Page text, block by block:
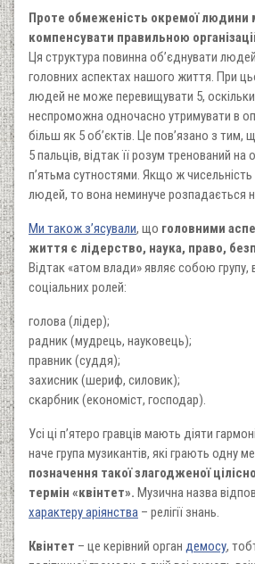
Проте обмеженість окремої людини
компенсувати правильною
Ця структура повинна об’єднувати
головних аспектах нашого життя. При
людей не може перевищувати 5,
неспроможна одночасно утримувати в
більш як 5 об’єктів. Це пов’язано з тим,
5 пальців, відтак її розум тренований
п’ятьма сутностями. Якщо ж
людей, то вона неминуче розпадається
Ми також з’ясували, що головними
життя є лідерство, наука, право,
Відтак «атом влади» являє собою групу,
соціальних ролей:
голова (лідер);
радник (мудрець, науковець);
правник (суддя);
захисник (шериф, силовик);
скарбник (економіст, господар).
Усі ці п’ятеро гравців мають діяти
наче група музикантів, які грають одну
позначення такої злагодженої
термін «квінтет». Музична назва
характеру аріянства – релігії знань.
Квінтет – це керівний орган демосу,